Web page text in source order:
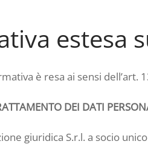
estesa
è resa ai sensi dell’art.
DEI DATI
giuridica S.r.l. a socio